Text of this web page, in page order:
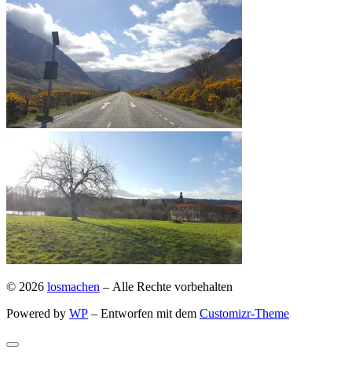
© 2026 losmachen – Alle Rechte vorbehalten
Powered by WP – Entworfen mit dem Customizr-Theme